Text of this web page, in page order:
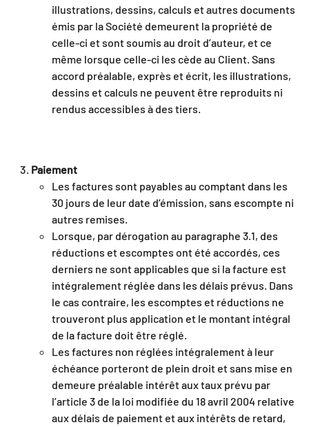
illustrations, dessins, calculs et autres documents
émis par la Société demeurent la propriété de
celle-ci et sont soumis au droit d’auteur, et ce
même lorsque celle-ci les cède au Client. Sans
accord préalable, exprès et écrit, les illustrations,
dessins et calculs ne peuvent être reproduits ni
rendus accessibles à des tiers.
Paiement
Les factures sont payables au comptant dans les
30 jours de leur date d’émission, sans escompte ni
autres remises.
Lorsque, par dérogation au paragraphe 3.1, des
réductions et escomptes ont été accordés, ces
derniers ne sont applicables que si la facture est
intégralement réglée dans les délais prévus. Dans
le cas contraire, les escomptes et réductions ne
trouveront plus application et le montant intégral
de la facture doit être réglé.
Les factures non réglées intégralement à leur
échéance porteront de plein droit et sans mise en
demeure préalable intérêt aux taux prévu par
l’article 3 de la loi modifiée du 18 avril 2004 relative
aux délais de paiement et aux intérêts de retard,